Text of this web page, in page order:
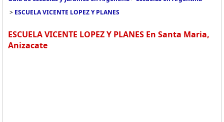
> ESCUELA VICENTE LOPEZ Y PLANES
ESCUELA VICENTE LOPEZ Y PLANES En Santa Maria,
Anizacate